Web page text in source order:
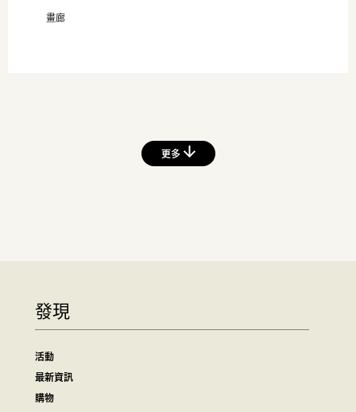
畫廊
更多
發現
活動
最新資訊
購物